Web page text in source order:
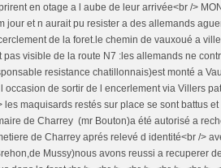
en otage a l aube de leur arrivée<br />
jour et n aurait pu resister a des allemands
de la foret.le chemin de vauxoué a
pas visible de la route N7 :les allemands ne
resistance chatillonnais)est monté a
occasion de sortir de l encerlement via Villers
les maquisards restés sur place se sont battus
de Charrey (mr Bouton)a été autorisé a
de Charrey aprés relevé d identité<br />
Mussy)nous avons reussi a recuperer